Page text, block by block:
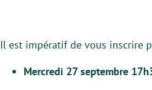
Il est impératif de vous inscrire
Mercredi 27 septembre